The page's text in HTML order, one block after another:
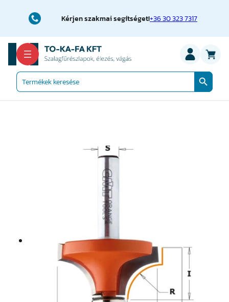
Kérjen szakmai segítséget!+36 30 323 7317
Search
for:
Search Button